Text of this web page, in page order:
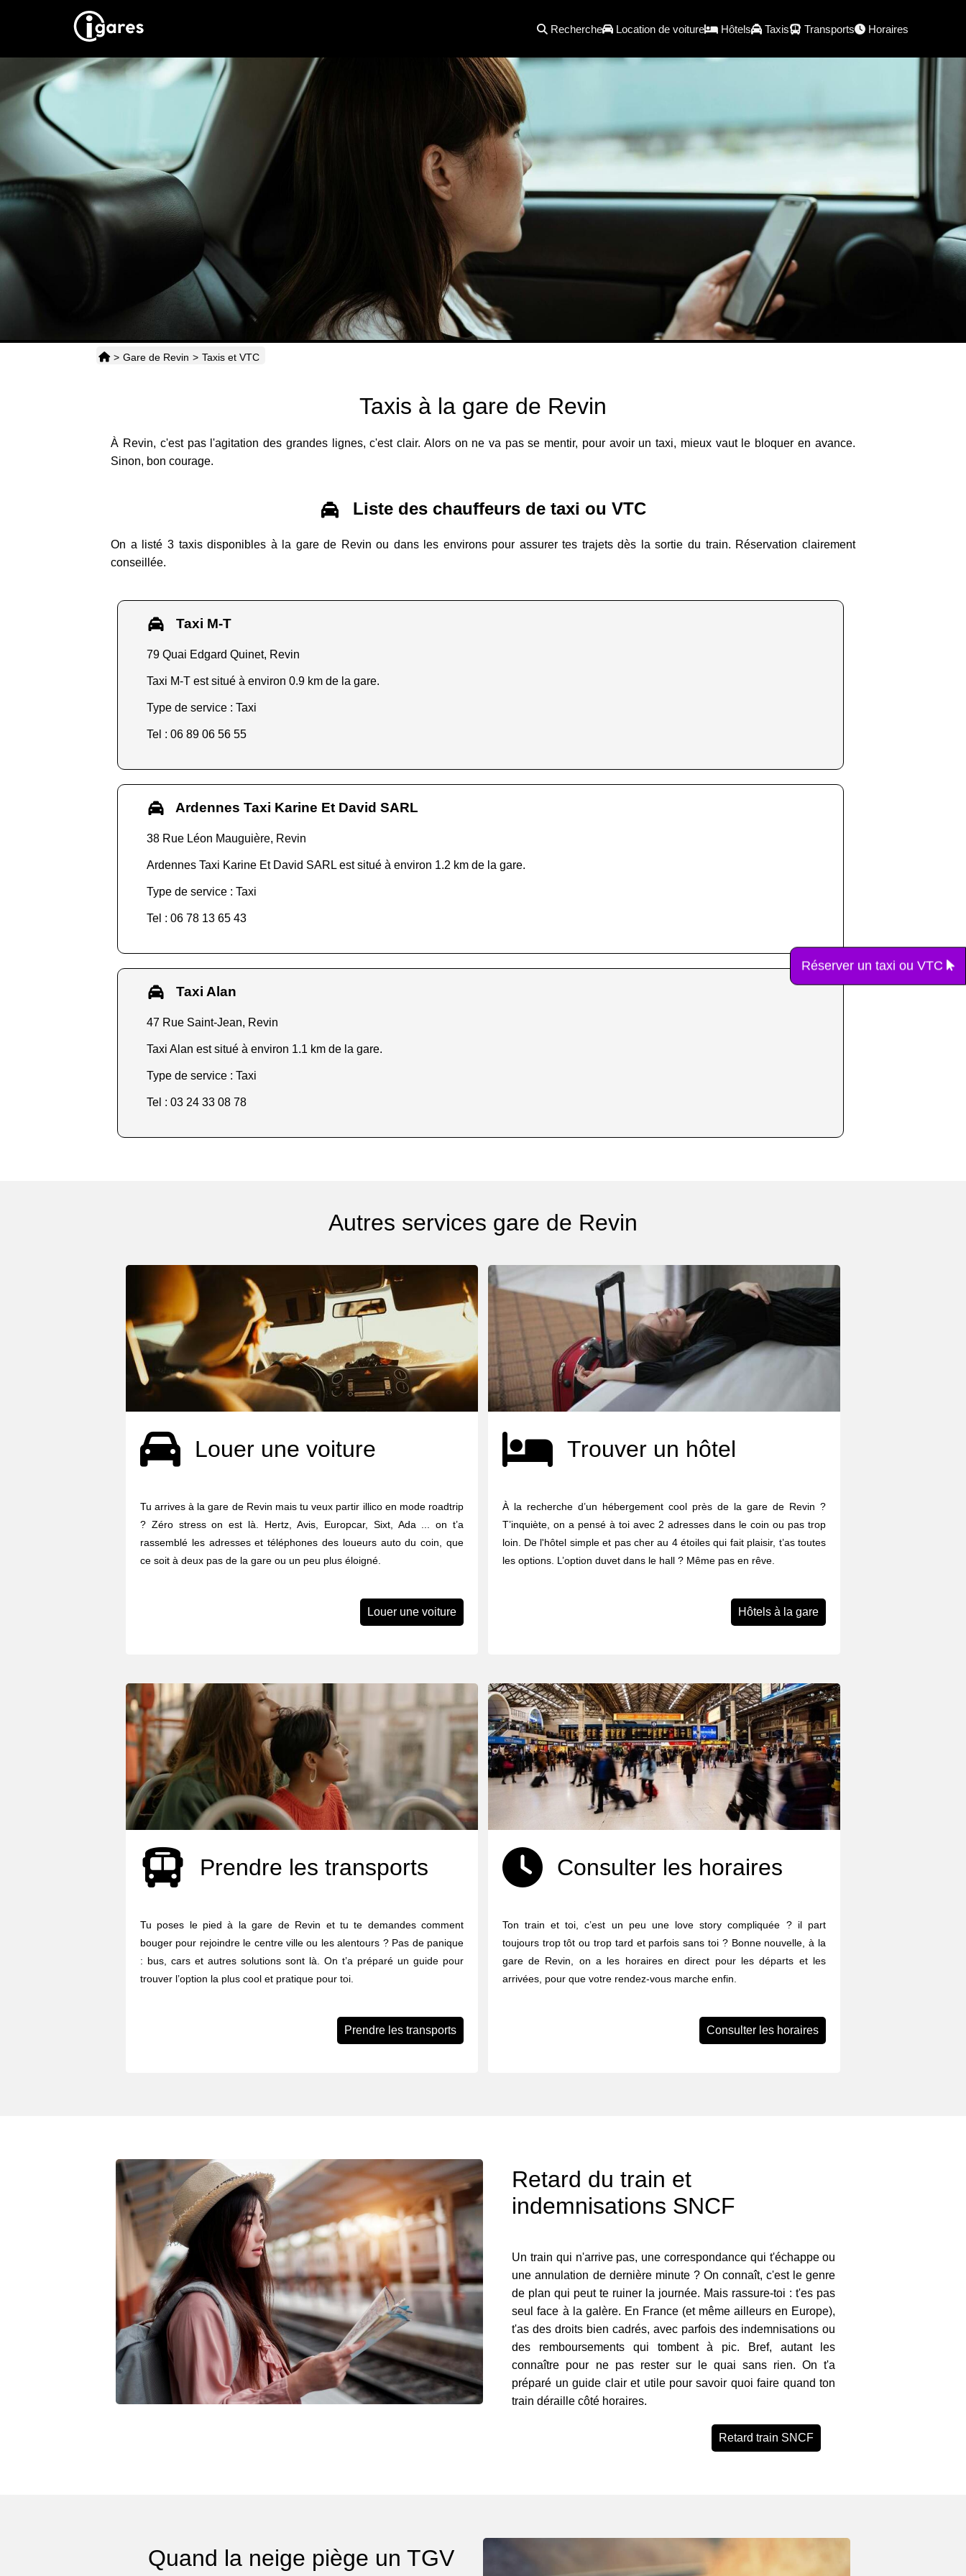
Recherche Location de voiture Hôtels Taxis Transports Horaires
> Gare de Revin > Taxis et VTC
Taxis à la gare de Revin
À Revin, c'est pas l'agitation des grandes lignes, c'est clair. Alors on ne va pas se mentir, pour avoir un taxi, mieux vaut le bloquer en avance.
Sinon, bon courage.
Liste des chauffeurs de taxi ou VTC
On a listé 3 taxis disponibles à la gare de Revin ou dans les environs pour assurer tes trajets dès la sortie du train. Réservation clairement
conseillée.
Taxi M-T
79 Quai Edgard Quinet, Revin
Taxi M-T est situé à environ 0.9 km de la gare.
Type de service : Taxi
Tel : 06 89 06 56 55
Ardennes Taxi Karine Et David SARL
38 Rue Léon Mauguière, Revin
Ardennes Taxi Karine Et David SARL est situé à environ 1.2 km de la gare.
Type de service : Taxi
Tel : 06 78 13 65 43
Taxi Alan
47 Rue Saint-Jean, Revin
Taxi Alan est situé à environ 1.1 km de la gare.
Type de service : Taxi
Tel : 03 24 33 08 78
Autres services gare de Revin
Louer une voiture
Tu arrives à la gare de Revin mais tu veux partir illico en mode roadtrip
? Zéro stress on est là. Hertz, Avis, Europcar, Sixt, Ada ... on t’a
rassemblé les adresses et téléphones des loueurs auto du coin, que
ce soit à deux pas de la gare ou un peu plus éloigné.
Louer une voiture
Trouver un hôtel
À la recherche d’un hébergement cool près de la gare de Revin ?
T’inquiète, on a pensé à toi avec 2 adresses dans le coin ou pas trop
loin. De l'hôtel simple et pas cher au 4 étoiles qui fait plaisir, t’as toutes
les options. L’option duvet dans le hall ? Même pas en rêve.
Hôtels à la gare
Prendre les transports
Tu poses le pied à la gare de Revin et tu te demandes comment
bouger pour rejoindre le centre ville ou les alentours ? Pas de panique
: bus, cars et autres solutions sont là. On t’a préparé un guide pour
trouver l’option la plus cool et pratique pour toi.
Prendre les transports
Consulter les horaires
Ton train et toi, c’est un peu une love story compliquée ? il part
toujours trop tôt ou trop tard et parfois sans toi ? Bonne nouvelle, à la
gare de Revin, on a les horaires en direct pour les départs et les
arrivées, pour que votre rendez-vous marche enfin.
Consulter les horaires
Retard du train et
indemnisations SNCF
Un train qui n'arrive pas, une correspondance qui t'échappe ou
une annulation de dernière minute ? On connaît, c'est le genre
de plan qui peut te ruiner la journée. Mais rassure-toi : t'es pas
seul face à la galère. En France (et même ailleurs en Europe),
t'as des droits bien cadrés, avec parfois des indemnisations ou
des remboursements qui tombent à pic. Bref, autant les
connaître pour ne pas rester sur le quai sans rien. On t'a
préparé un guide clair et utile pour savoir quoi faire quand ton
train déraille côté horaires.
Retard train SNCF
Quand la neige piège un TGV
Réserver un taxi ou VTC